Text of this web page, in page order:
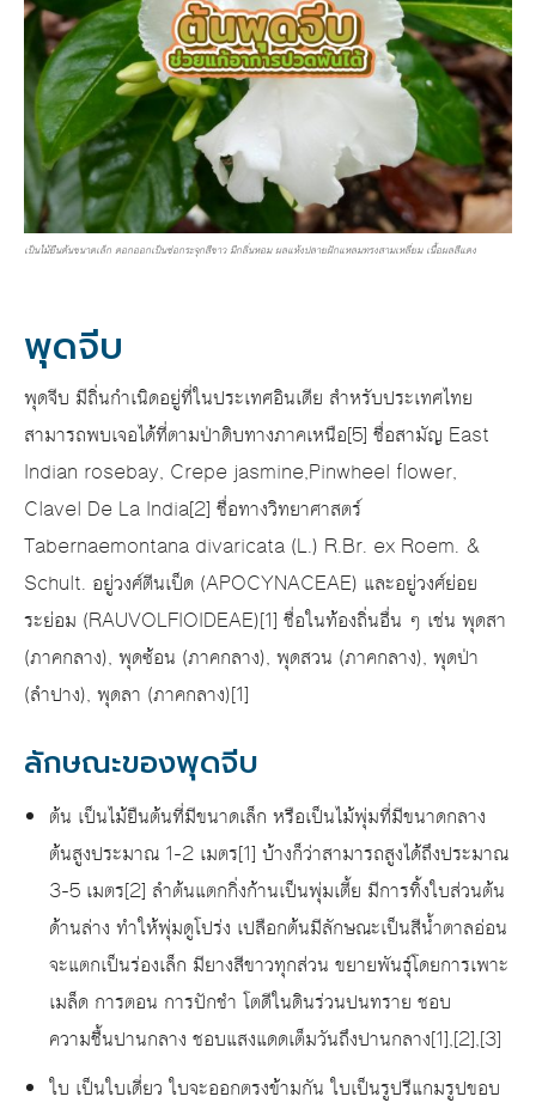
เป็นไม้ยืนต้นขนาดเล็ก ดอกออกเป็นช่อกระจุกสีขาว มีกลิ่นหอม ผลแห้งปลายฝักแหลมทรงสามเหลี่ยม เนื้อผลสีแดง
พุดจีบ
พุดจีบ มีถิ่นกำเนิดอยู่ที่ในประเทศอินเดีย สำหรับประเทศไทย
สามารถพบเจอได้ที่ตามป่าดิบทางภาคเหนือ[5] ชื่อสามัญ East
Indian rosebay, Crepe jasmine,Pinwheel flower,
Clavel De La India[2] ชื่อทางวิทยาศาสตร์
Tabernaemontana divaricata (L.) R.Br. ex Roem. &
Schult. อยู่วงศ์ตีนเป็ด (APOCYNACEAE) และอยู่วงศ์ย่อย
ระย่อม (RAUVOLFIOIDEAE)[1] ชื่อในท้องถิ่นอื่น ๆ เช่น พุดสา
(ภาคกลาง), พุดซ้อน (ภาคกลาง), พุดสวน (ภาคกลาง), พุดป่า
(ลำปาง), พุดลา (ภาคกลาง)[1]
ลักษณะของพุดจีบ
ต้น เป็นไม้ยืนต้นที่มีขนาดเล็ก หรือเป็นไม้พุ่มที่มีขนาดกลาง
ต้นสูงประมาณ 1-2 เมตร[1] บ้างก็ว่าสามารถสูงได้ถึงประมาณ
3-5 เมตร[2] ลำต้นแตกกิ่งก้านเป็นพุ่มเตี้ย มีการทิ้งใบส่วนต้น
ด้านล่าง ทำให้พุ่มดูโปร่ง เปลือกต้นมีลักษณะเป็นสีน้ำตาลอ่อน
จะแตกเป็นร่องเล็ก มียางสีขาวทุกส่วน ขยายพันธุ์โดยการเพาะ
เมล็ด การตอน การปักชำ โตดีในดินร่วนปนทราย ชอบ
ความชื้นปานกลาง ชอบแสงแดดเต็มวันถึงปานกลาง[1],[2],[3]
ใบ เป็นใบเดี่ยว ใบจะออกตรงข้ามกัน ใบเป็นรูปรีแกมรูปขอบ